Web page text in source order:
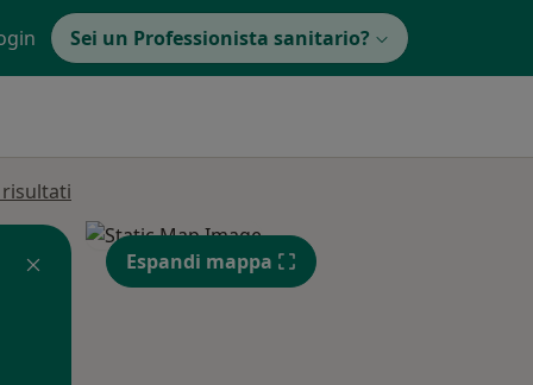
Sei un Professionista sanitario?
Espandi mappa